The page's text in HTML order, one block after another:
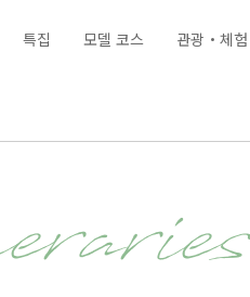
특집 모델 코스 관광・체험